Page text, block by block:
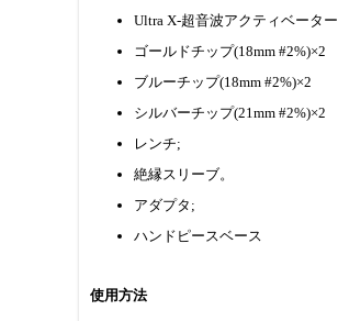
Ultra X-超音波アクティベーター
ゴールドチップ(18mm #2%)×2
ブルーチップ(18mm #2%)×2
シルバーチップ(21mm #2%)×2
レンチ;
絶縁スリーブ。
アダプタ;
ハンドピースベース
使用方法